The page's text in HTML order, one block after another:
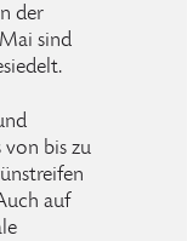
der
sind
von bis zu
auf